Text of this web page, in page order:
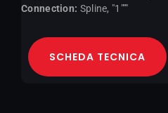
Connection: Spline, "1"""
SCHEDA TECNICA